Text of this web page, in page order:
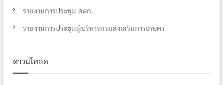
รายงานการประชุม สลก.
รายงานการประชุมผู้บริหารกรมส่งเสริมการเกษตร
ดาวน์โหลด